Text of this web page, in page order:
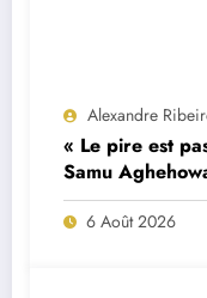
Alexandre
« Le pire est
Samu
Porto ?
6 Août 2026